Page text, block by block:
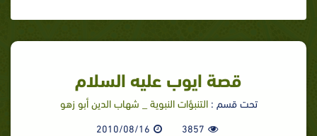
قصة ايوب عليه السلام
تحت قسم :التنبؤات النبوية _ شهاب الدين أبو زهو
3857
2010/08/16